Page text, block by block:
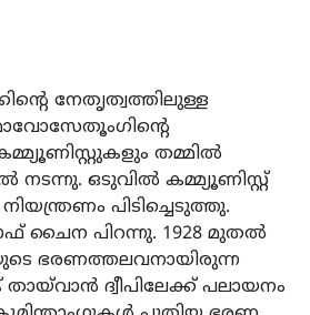
നേതൃത്വത്തിലുള്ള
തമ്മിൽ
നടന്നു. ഒടുവിൽ കമ്മ്യൂണിസ്റ്റ്
പിടിച്ചെടുത്തു.
ഓഫ് ചൈന പിറന്നു. 1928 മുതൽ
ഭരണത്തലവനായിരുന്ന
ദ്വീപിലേക്ക് പലായനം